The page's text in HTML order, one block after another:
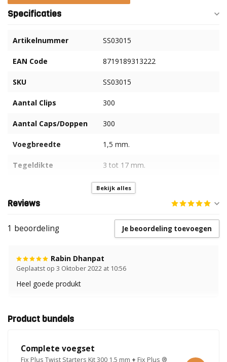
Specificaties
Artikelnummer SS03015
EAN Code 8719189313222
SKU SS03015
Aantal Clips 300
Aantal Caps/Doppen 300
Voegbreedte 1,5 mm.
Tegeldikte 3 tot 17 mm.
wandtegels
Bekijk alles
Reviews
1 beoordeling Je beoordeling toevoegen
Rabin Dhanpat
Geplaatst op 3 Oktober 2022 at 10:56
Heel goede produkt
Product bundels
Complete voegset
Fix Plus Twist Starters Kit 300 1,5 mm + Fix Plus ®